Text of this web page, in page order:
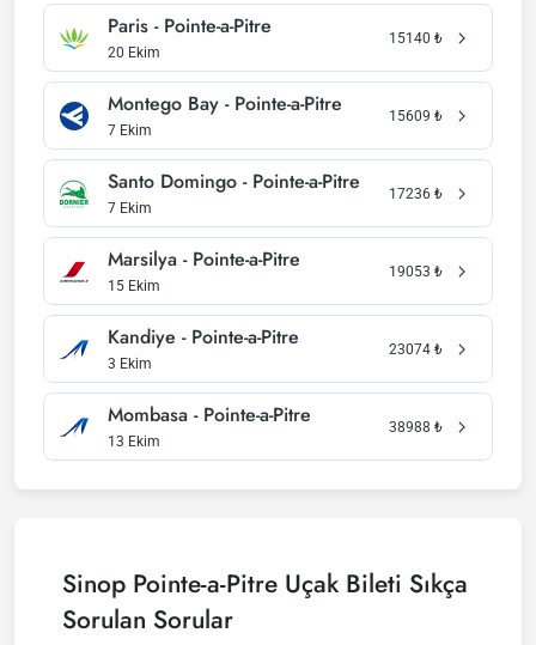
Paris - Pointe-a-Pitre
20 Ekim
15140 ₺
Montego Bay - Pointe-a-Pitre
7 Ekim
15609 ₺
Santo Domingo - Pointe-a-Pitre
7 Ekim
17236 ₺
Marsilya - Pointe-a-Pitre
15 Ekim
19053 ₺
Kandiye - Pointe-a-Pitre
3 Ekim
23074 ₺
Mombasa - Pointe-a-Pitre
13 Ekim
38988 ₺
Sinop Pointe-a-Pitre Uçak Bileti Sıkça
Sorulan Sorular